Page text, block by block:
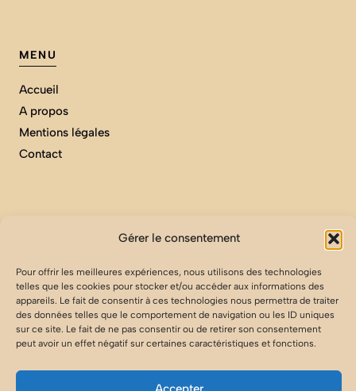
Gérer le consentement
Pour offrir les meilleures expériences, nous utilisons des technologies
telles que les cookies pour stocker et/ou accéder aux informations des
appareils. Le fait de consentir à ces technologies nous permettra de traiter
des données telles que le comportement de navigation ou les ID uniques
sur ce site. Le fait de ne pas consentir ou de retirer son consentement
peut avoir un effet négatif sur certaines caractéristiques et fonctions.
MENU
Accueil
A propos
Mentions légales
Contact
Les Vins
Maison
Nos ingrédients
Nos Pizzas